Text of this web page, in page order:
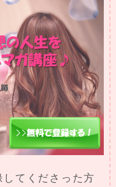
てくださった方